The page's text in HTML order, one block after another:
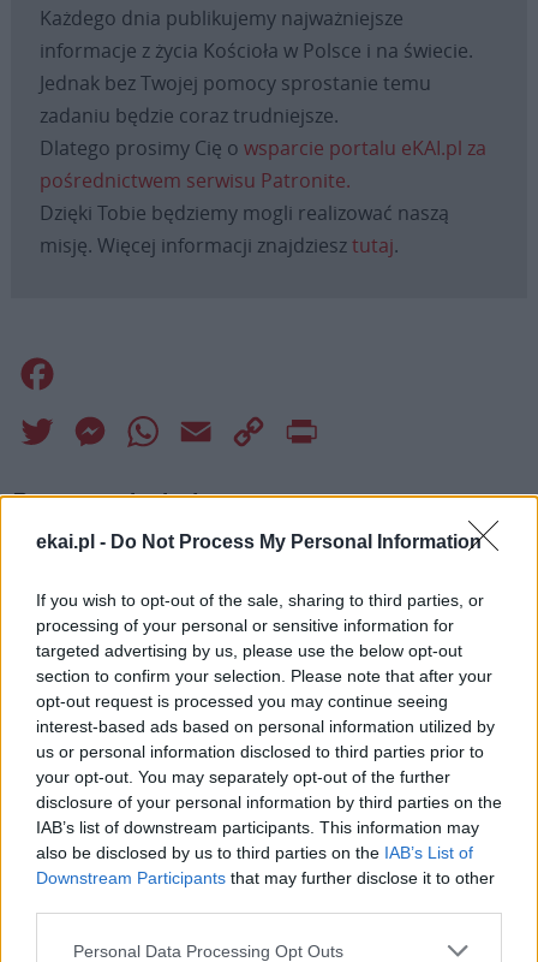
ekai.pl - Do Not Process My Personal Information
If you wish to opt-out of the sale, sharing to third parties, or
processing of your personal or sensitive information for
targeted advertising by us, please use the below opt-out
section to confirm your selection. Please note that after your
opt-out request is processed you may continue seeing
interest-based ads based on personal information utilized by
us or personal information disclosed to third parties prior to
your opt-out. You may separately opt-out of the further
disclosure of your personal information by third parties on the
IAB’s list of downstream participants. This information may
also be disclosed by us to third parties on the IAB’s List of
Downstream Participants that may further disclose it to other
Personal Data Processing Opt Outs
Każdego dnia publikujemy najważniejsze
informacje z życia Kościoła w Polsce i na świecie.
Jednak bez Twojej pomocy sprostanie temu
zadaniu będzie coraz trudniejsze.
Dlatego prosimy Cię o wsparcie portalu eKAI.pl za
pośrednictwem serwisu Patronite.
Dzięki Tobie będziemy mogli realizować naszą
misję. Więcej informacji znajdziesztutaj.
Twitter MessengerWhatsApp
Email
Copy
Wersja do druku
Tagi: BISKUPI DUCHOWNI FRANCJA
KOŚCIÓŁ
KSIĘŻA LEON XIV MSZA ŚWIĘTA
Najnowsze
07 sierpnia 2026 | 17:22
Kard. Parolin: pokój zaczyna się od empatii wobec cierpienia
07 sierpnia 2026 | 16:41